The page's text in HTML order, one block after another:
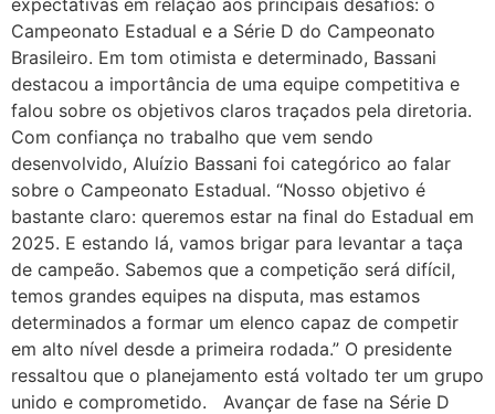
Campeonato Estadual e a Série D do Campeonato
Brasileiro. Em tom otimista e determinado, Bassani
destacou a importância de uma equipe competitiva e
falou sobre os objetivos claros traçados pela diretoria.
Com confiança no trabalho que vem sendo
desenvolvido, Aluízio Bassani foi categórico ao falar
sobre o Campeonato Estadual. “Nosso objetivo é
bastante claro: queremos estar na final do Estadual em
2025. E estando lá, vamos brigar para levantar a taça
de campeão. Sabemos que a competição será difícil,
temos grandes equipes na disputa, mas estamos
determinados a formar um elenco capaz de competir
em alto nível desde a primeira rodada.” O presidente
ressaltou que o planejamento está voltado ter um grupo
unido e comprometido. Avançar de fase na Série D